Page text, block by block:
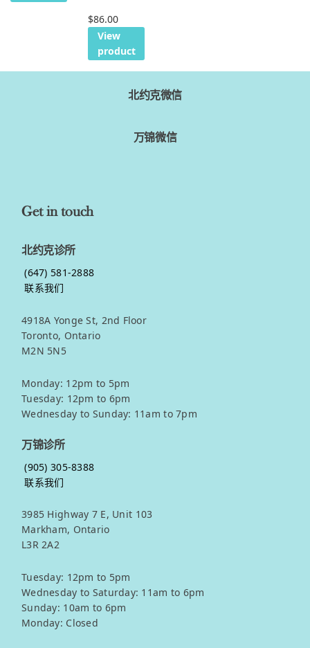
$86.00
View
product
北约克微信
万锦微信
Get in touch
北约克诊所
(647) 581-2888
联系我们
4918A Yonge St, 2nd Floor
Toronto, Ontario
M2N 5N5
Monday: 12pm to 5pm
Tuesday: 12pm to 6pm
Wednesday to Sunday: 11am to 7pm
万锦诊所
(905) 305-8388
联系我们
3985 Highway 7 E, Unit 103
Markham, Ontario
L3R 2A2
Tuesday: 12pm to 5pm
Wednesday to Saturday: 11am to 6pm
Sunday: 10am to 6pm
Monday: Closed